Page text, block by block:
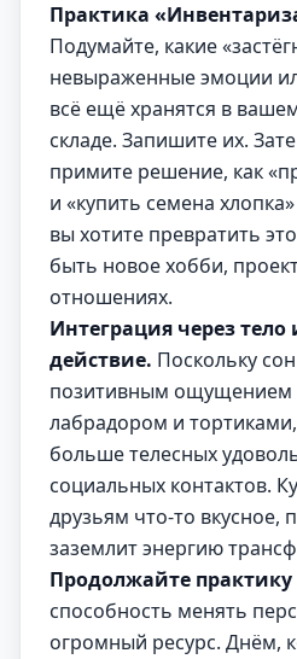
Практика
Подумайте, какие
невыраженные эмоции
всё ещё хранятся в
складе. Запишите их.
примите решение, как
и «купить семена
вы хотите превратить
быть новое хобби,
отношениях.
Интеграция через тело
действие. Поскольку
позитивным ощущением
лабрадором и
больше телесных
социальных контактов.
друзьям что-то вкусное,
заземлит энергию
Продолжайте
способность менять
огромный ресурс. Днём,